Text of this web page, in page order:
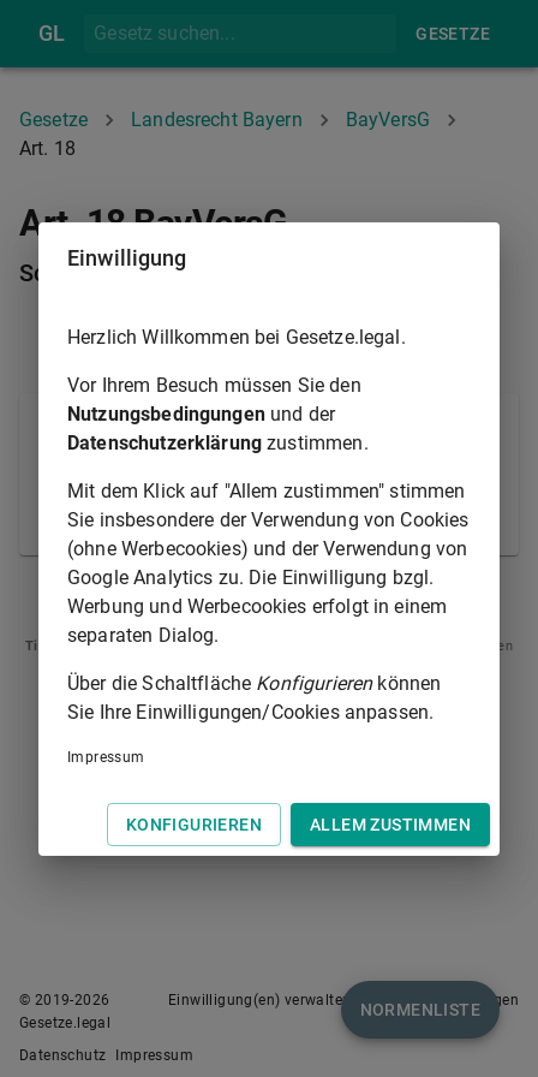
GL GESETZE
Gesetze Landesrecht Bayern
BayVersG
Art. 18
Art. 18 BayVersG
Schutz des Landtags
Versammlungen unter freiem Himmel sind innerhalb
verboten, zu Versammlungen nach Satz 1
aufzufordern.
ART. 17
Tipp
: Swipen Sie auf dem Bildschirm links oder rechts zur Navigation zwischen
NORMENLISTE
© 2019-2026
Gesetze.legal
Einwilligung(en) verwalten Nutzungsbedingungen
Datenschutz Impressum
Einwilligung
Herzlich Willkommen bei Gesetze.legal.
Vor Ihrem Besuch müssen Sie den
Nutzungsbedingungenund der
Datenschutzerklärung zustimmen.
Mit dem Klick auf "Allem zustimmen" stimmen
Sie insbesondere der Verwendung von Cookies
(ohne Werbecookies) und der Verwendung von
Google Analytics zu. Die Einwilligung bzgl.
Werbung und Werbecookies erfolgt in einem
separaten Dialog.
Über die Schaltfläche Konfigurierenkönnen
Sie Ihre Einwilligungen/Cookies anpassen.
Impressum
KONFIGURIEREN ALLEM ZUSTIMMEN